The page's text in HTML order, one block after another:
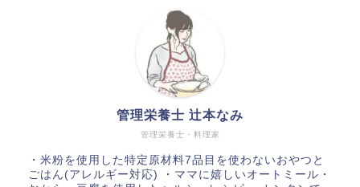
管理栄養士・料理家
管理栄養士 辻本なみ
・米粉を使用した特定原材料7品目を使わないおやつと
ごはん(アレルギー対応) ・ママに嬉しいオートミール・